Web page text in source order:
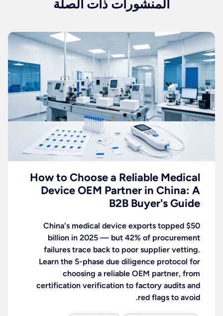
المنشورات ذات الصلة
How to Choose a Reliable Medical
Device OEM Partner in China: A
B2B Buyer's Guide
China's medical device exports topped $50
billion in 2025 — but 42% of procurement
failures trace back to poor supplier vetting.
Learn the 5-phase due diligence protocol for
choosing a reliable OEM partner, from
certification verification to factory audits and
red flags to avoid.